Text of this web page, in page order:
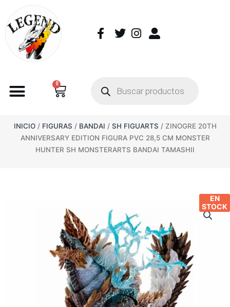
0
INICIO/ FIGURAS / BANDAI / SH FIGUARTS / ZINOGRE 20TH
ANNIVERSARY EDITION FIGURA PVC 28,5 CM MONSTER
HUNTER SH MONSTERARTS BANDAI TAMASHII
EN
STOCK